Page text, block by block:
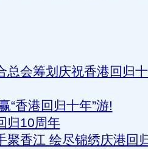
总会筹划庆祝香港回归
“香港回归十年”游!
归10周年
聚香江 绘尽锦绣庆港回